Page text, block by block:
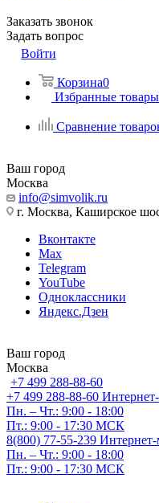
Заказать звонок
Задать вопрос
Войти
Корзина0
Избранные товары
Сравнение
Ваш город
Москва
info@simvolik.ru
г. Москва, Каширское
Вконтакте
Max
Telegram
YouTube
Одноклассники
Яндекс.Дзен
Ваш город
Москва
+7 499 288-88-60
+7 499 288-88-60
Пн. – Чт.: 9:00 - 18:00
Пт.: 9:00 - 17:30 МСК
8(800) 77-55-239 Интернет-
Пн. – Чт.: 9:00 - 18:00
Пт.: 9:00 - 17:30 МСК